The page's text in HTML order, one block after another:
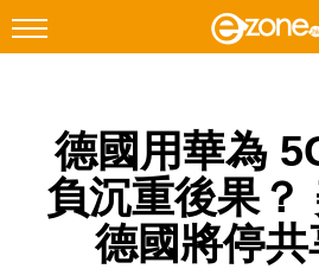
Facebook Instagram
科技焦點
德國用華為
負沉重後果？
德國將停共